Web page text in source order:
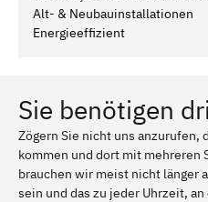
Alt- & Neubauinstallationen
Energieeffizient
Sie benötigen
Zögern Sie nicht uns anzurufen,
kommen und dort mit mehreren
brauchen wir meist nicht länger
sein und das zu jeder Uhrzeit, an